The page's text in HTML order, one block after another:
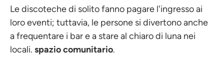
Le discoteche di solito fanno pagare l'ingresso ai
loro eventi; tuttavia, le persone si divertono anche
a frequentare i bar e a stare al chiaro di luna nei
locali. spazio comunitario.